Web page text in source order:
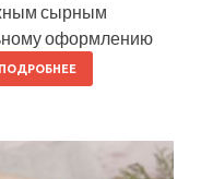
сырным
оформлению
ПОДРОБНЕЕ